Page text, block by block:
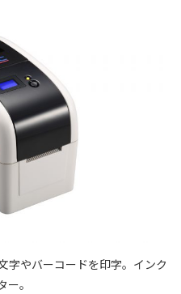
字やバーコードを印字。インク
。